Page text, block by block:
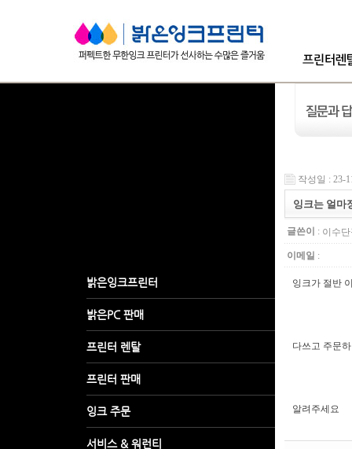
작성일 : 23-
잉크는 얼마
글쓴이 : 이수단
이메일 :
잉크가 절반
다쓰고 주문
알려주세요